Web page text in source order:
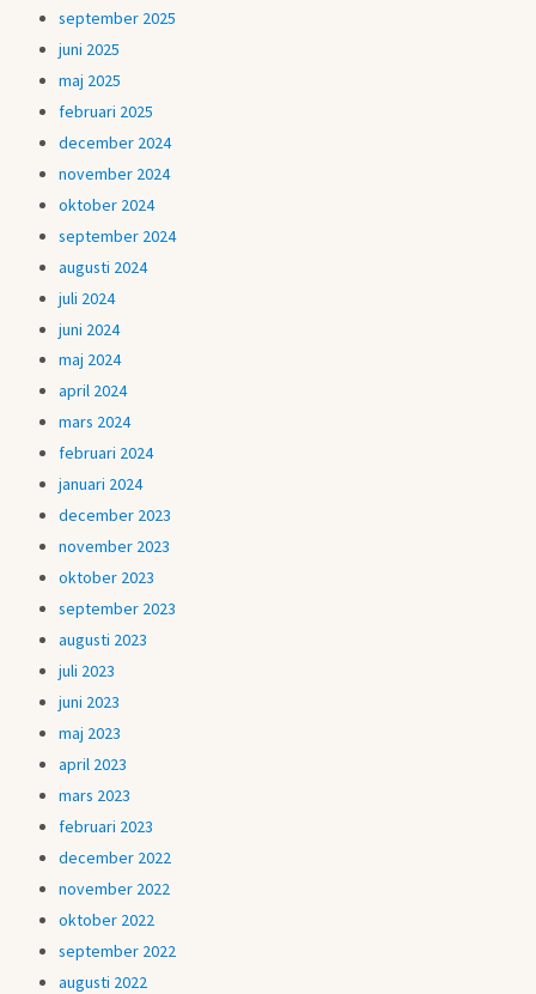
september 2025
juni 2025
maj 2025
februari 2025
december 2024
november 2024
oktober 2024
september 2024
augusti 2024
juli 2024
juni 2024
maj 2024
april 2024
mars 2024
februari 2024
januari 2024
december 2023
november 2023
oktober 2023
september 2023
augusti 2023
juli 2023
juni 2023
maj 2023
april 2023
mars 2023
februari 2023
december 2022
november 2022
oktober 2022
september 2022
augusti 2022